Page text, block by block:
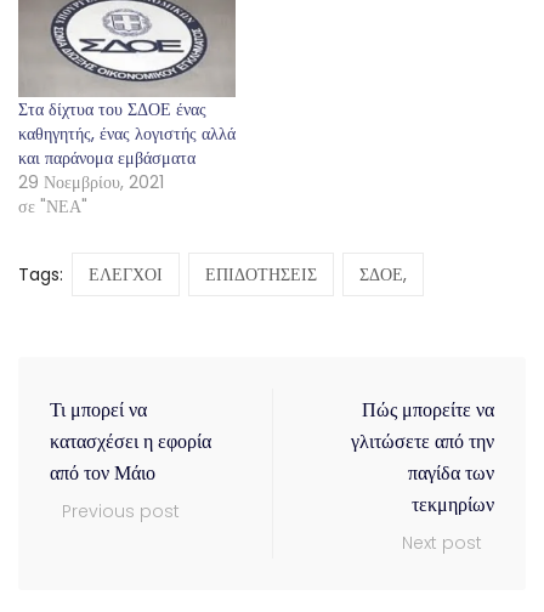
Στα δίχτυα του ΣΔΟΕ ένας
καθηγητής, ένας λογιστής αλλά
και παράνομα εμβάσματα
29 Νοεμβρίου, 2021
σε "ΝΕΑ"
Tags: ΕΛΕΓΧΟΙ ΕΠΙΔΟΤΗΣΕΙΣ ΣΔΟΕ,
Τι μπορεί να
κατασχέσει η εφορία
από τον Μάιο
Previous post
Πώς μπορείτε να
γλιτώσετε από την
παγίδα των
τεκμηρίων
Next post